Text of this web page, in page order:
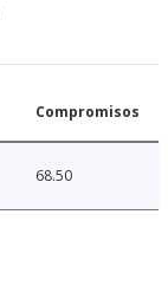
Compromisos
68.50